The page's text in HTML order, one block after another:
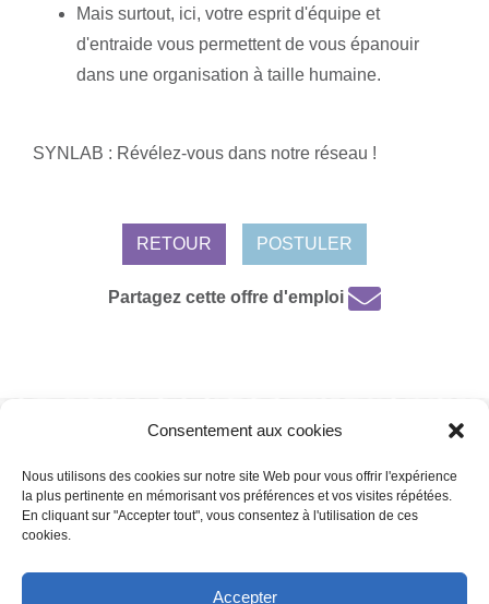
Consentement aux cookies
Nous utilisons des cookies sur notre site Web pour vous offrir l'expérience
la plus pertinente en mémorisant vos préférences et vos visites répétées.
En cliquant sur "Accepter tout", vous consentez à l'utilisation de ces
cookies.
Accepter
Mais surtout, ici, votre esprit d'équipe et
d'entraide vous permettent de vous épanouir
dans une organisation à taille humaine.
SYNLAB : Révélez-vous dans notre réseau !
RETOUR POSTULER
Partagez cette offre d'emploi
Protection de données personnelles /